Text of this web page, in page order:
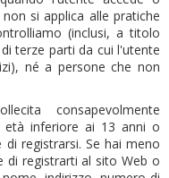
si applica alle pratiche
(inclusi, a titolo
terze parti da cui l'utente
né a persone che non
consapevolmente
età inferiore ai 13 anni o
registrarsi. Se hai meno
di registrarti al sito Web o